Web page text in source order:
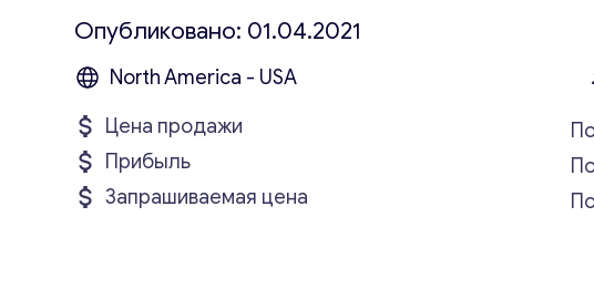
Опубликовано: 01.04.2021
North America - USA
Цена продажи
Прибыль
Запрашиваемая цена